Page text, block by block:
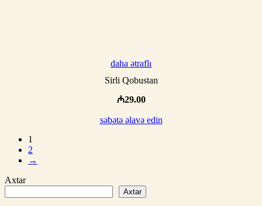
daha ətraflı
Sirli Qobustan
₼29.00
səbətə əlavə edin
1
2
→
Axtar
Axtar